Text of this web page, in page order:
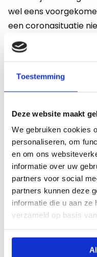
Toestemming
Deze website maakt
We gebruiken cookies
personaliseren, om
en om ons
informatie over uw
partners voor social
partners kunnen deze
informatie die u aan ze
verzameld op basis
wel eens
een coronasituatie
terwijl het lesuur als
Deze docent kan
aanspraak maken
in te richten.
Rita geeft aan dat
probeert te houden
gemotiveerd te
bijvoorbeeld ook op
praatje te houden.
maar ook presentjes
hebben
bloembollen